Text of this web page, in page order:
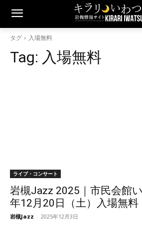
タグ 入場無料
Tag: 入場無料
ライブ・コンサート
岩槻Jazz 2025｜市民会館
年12月20日（土）入場無料
岩槻Jazz - 2025年12月3日